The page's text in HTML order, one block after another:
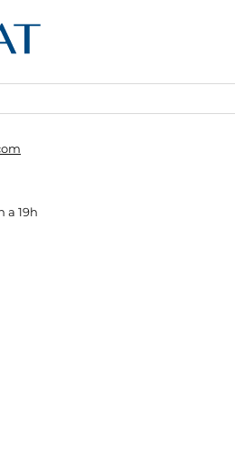
a 19h